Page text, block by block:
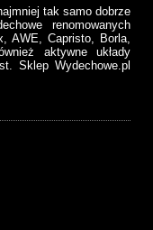
tak samo dobrze
renomowanych
AWE, Capristo, Borla,
aktywne układy
Sklep Wydechowe.pl